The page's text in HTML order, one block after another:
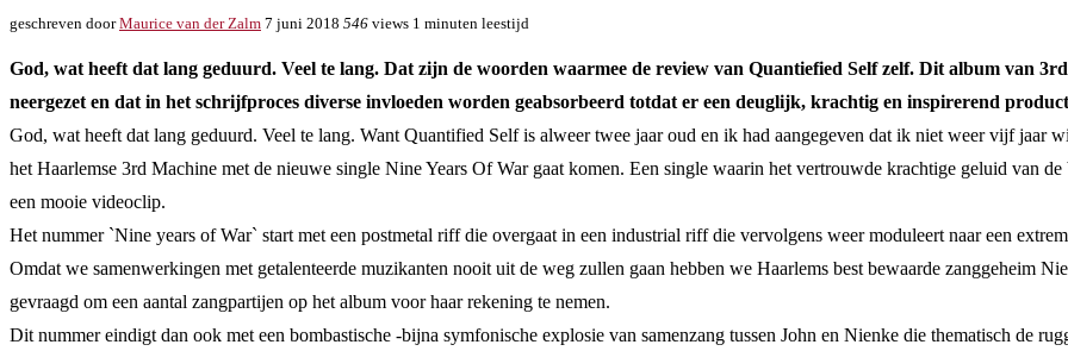
geschreven doorMaurice van der Zalm 7 juni 2018 546 views 1 minuten leestijd
God, wat heeft dat lang geduurd. Veel te lang. Dat zijn de woorden waarmee de review van Quantiefied Self zelf. Dit album van
neergezet en dat in het schrijfproces diverse invloeden worden geabsorbeerd totdat er een deuglijk, krachtig en inspirerend
God, wat heeft dat lang geduurd. Veel te lang. Want Quantified Self is alweer twee jaar oud en ik had aangegeven dat ik niet weer vijf jaar
het Haarlemse 3rd Machine met de nieuwe single Nine Years Of War gaat komen. Een single waarin het vertrouwde krachtige geluid van
een mooie videoclip.
Het nummer `Nine years of War` start met een postmetal riff die overgaat in een industrial riff die vervolgens weer moduleert naar een
Omdat we samenwerkingen met getalenteerde muzikanten nooit uit de weg zullen gaan hebben we Haarlems best bewaarde zanggeheim
gevraagd om een aantal zangpartijen op het album voor haar rekening te nemen.
Dit nummer eindigt dan ook met een bombastische -bijna symfonische explosie van samenzang tussen John en Nienke die thematisch de